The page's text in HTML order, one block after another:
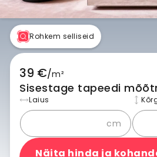
Rohkem selliseid
39 €/m²
Sisestage tapeedi
Laius
cm
Näita hinda ja